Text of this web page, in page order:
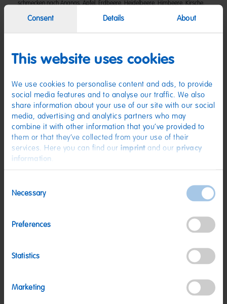
Consent Details About
This website uses cookies
We use cookies to personalise content and ads, to provide
social media features and to analyse our traffic. We also
share information about your use of our site with our social
media, advertising and analytics partners who may
combine it with other information that you’ve provided to
them or that they’ve collected from your use of their
services. Here you can find our imprintand our privacy
information
Selection
Necessary
Preferences
Statistics
Marketing
schmecken nach Ananas, Apfel, Erdbeere, Heidelbeere, Himbeere, Kirsche,
perfekt zum Naschen mit Familie und Freunden. Der bunte Mix eignet sich in
Zutaten
Citronensäure; Frucht- und Pflanzenkonzentrate: Karotte, Apfel, Spirulina,
Rettich, Süßkartoffel, Paprika, Schwarze Johannisbeere, Tomate, Hibiskus;
Sonnenblumenöl; Aroma; Karamellsirup; Überzugsmittel: Bienenwachs
weiß und gelb. Kann Spuren von MILCH, WEIZEN enthalten.
Nährwerte
Nährwerte pro 100 g
Energie:
davon gesättigte Fettsäuren:
davon Zucker:
Nettogewicht:
Hersteller: